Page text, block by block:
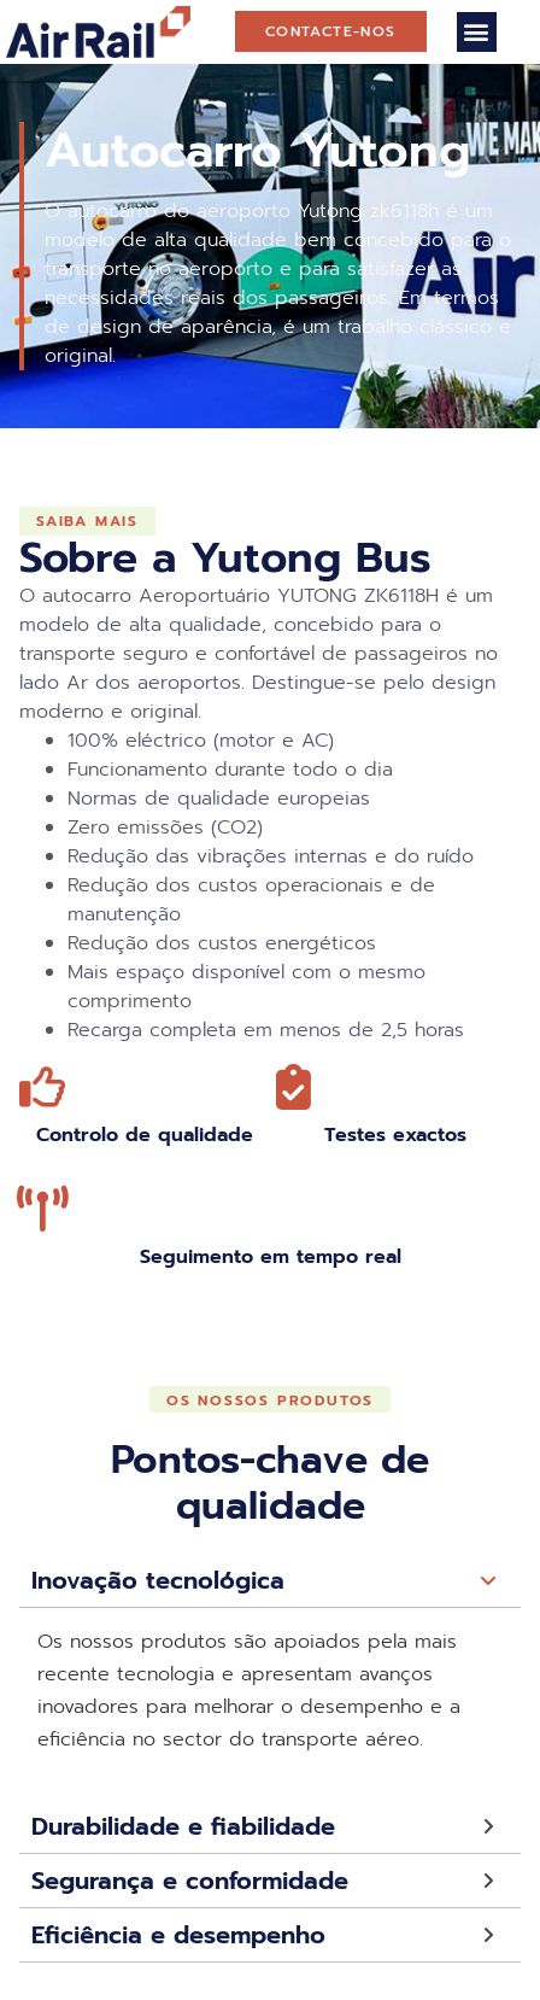
CONTACTE-NOS
Autocarro Yutong
O autocarro do aeroporto Yutong zk6118h é um
modelo de alta qualidade bem concebido para o
transporte no aeroporto e para satisfazer as
necessidades reais dos passageiros. Em termos
de design de aparência, é um trabalho clássico e
original.
SAIBA MAIS
Sobre a Yutong Bus
O autocarro Aeroportuário YUTONG ZK6118H é um
modelo de alta qualidade, concebido para o
transporte seguro e confortável de passageiros no
lado Ar dos aeroportos. Destingue-se pelo design
moderno e original.
100% eléctrico (motor e AC)
Funcionamento durante todo o dia
Normas de qualidade europeias
Zero emissões (CO2)
Redução das vibrações internas e do ruído
Redução dos custos operacionais e de
manutenção
Redução dos custos energéticos
Mais espaço disponível com o mesmo
comprimento
Recarga completa em menos de 2,5 horas
Controlo de qualidade Testes exactos
Seguimento em tempo real
OS NOSSOS PRODUTOS
Pontos-chave de
qualidade
Inovação tecnológica
Os nossos produtos são apoiados pela mais
recente tecnologia e apresentam avanços
inovadores para melhorar o desempenho e a
eficiência no sector do transporte aéreo.
Durabilidade e fiabilidade
Segurança e conformidade
Eficiência e desempenho